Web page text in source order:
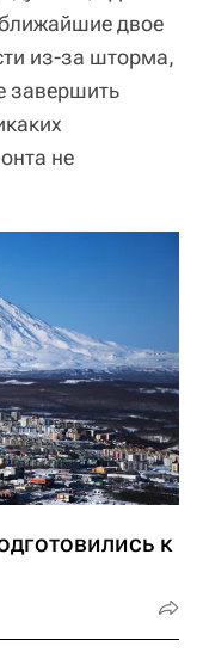
двое
из-за шторма,
завершить
не
к